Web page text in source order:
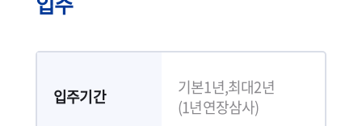
입주기간
기본1년,최대2년
(1년연장삼사)